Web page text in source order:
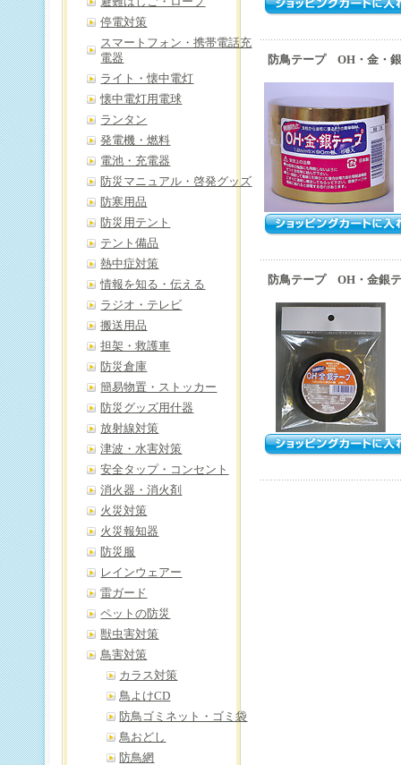
防鳥テープ OH・金・
防鳥テープ OH・金銀
停電対策
スマートフォン・携帯電話充
電器
ライト・懐中電灯
懐中電灯用電球
ランタン
発電機・燃料
電池・充電器
防災マニュアル・啓発グッズ
防寒用品
防災用テント
テント備品
熱中症対策
情報を知る・伝える
ラジオ・テレビ
搬送用品
担架・救護車
防災倉庫
簡易物置・ストッカー
防災グッズ用什器
放射線対策
津波・水害対策
安全タップ・コンセント
消火器・消火剤
火災対策
火災報知器
防災服
レインウェアー
雷ガード
ペットの防災
獣虫害対策
鳥害対策
カラス対策
鳥よけCD
防鳥ゴミネット・ゴミ袋
鳥おどし
防鳥網